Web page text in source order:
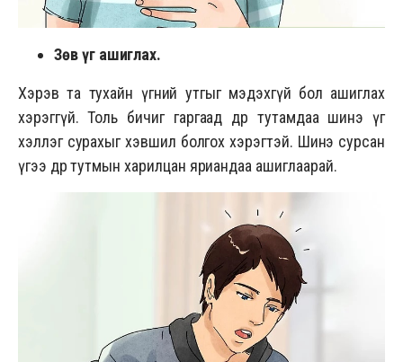
Зөв үг ашиглах.
Хэрэв та тухайн үгний утгыг мэдэхгүй бол ашиглах
хэрэггүй. Толь бичиг гаргаад өдөр тутамдаа шинэ үг
хэллэг сурахыг хэвшил болгох хэрэгтэй. Шинэ сурсан
үгээ өдөр тутмын харилцан яриандаа ашиглаарай.